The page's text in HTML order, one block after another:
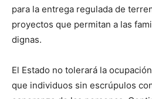
para la entrega regulada de
proyectos que permitan a las
dignas.
El Estado no tolerará la
que individuos sin escrúpulos